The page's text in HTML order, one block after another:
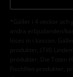
*Gäller i 4 veckor och
andra erbjudanden/
löses in i kassan.
produkter, (Till)
produkter, Die Toten
Fischfilet-produkter,